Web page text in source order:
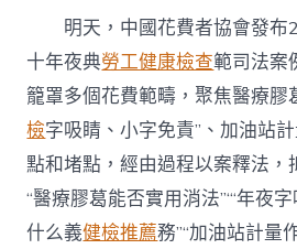
明天，中國花費者協會發
十年夜典勞工健康檢查範司法案
籠罩多個花費範疇，聚焦醫療膠
檢字吸睛、小字免責”、加油站
點和堵點，經由過程以案釋法，
“醫療膠葛能否實用消法”“‘年夜
什么義健檢推薦務”“加油站計量